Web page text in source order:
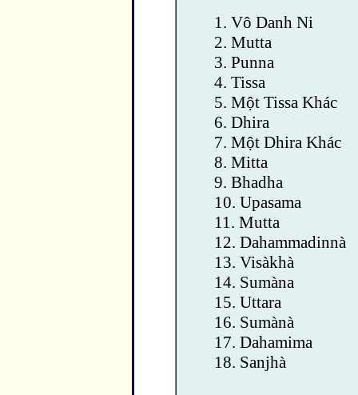
1. Vô Danh Ni
2. Mutta
3. Punna
4. Tissa
5. Một Tissa Khác
6. Dhira
7. Một Dhira Khác
8. Mitta
9. Bhadha
10. Upasama
11. Mutta
12. Dahammadinnà
13. Visàkhà
14. Sumàna
15. Uttara
16. Sumànà
17. Dahamima
18. Sanjhà